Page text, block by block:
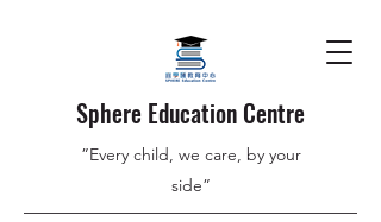
Sphere Education Centre
”Every child, we care, by your
side”